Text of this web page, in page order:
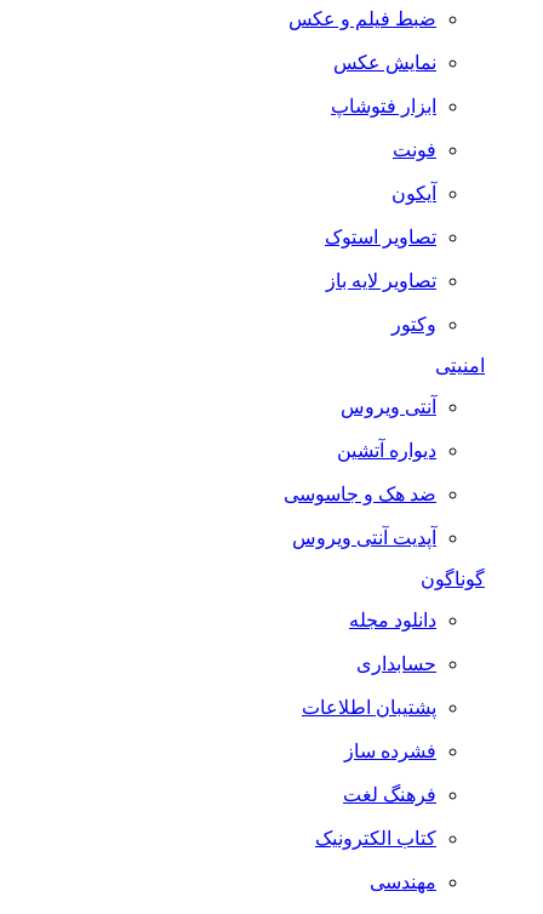
ضبط فيلم و عكس
نمایش عکس
ابزار فتوشاپ
فونت
آیکون
تصاویر استوک
تصاویر لایه باز
وکتور
امنیتی
آنتی ویروس
دیواره آتشین
ضد هک و جاسوسی
آپدیت آنتی ویروس
گوناگون
دانلود مجله
حسابداری
پشتیبان اطلاعات
فشرده ساز
فرهنگ لغت
کتاب الکترونیک
مهندسی